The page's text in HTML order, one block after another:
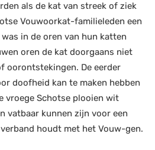
als de kat van streek of ziek
Vouwoorkat-familieleden een
in de oren van hun katten
oren de kat doorgaans niet
oorontstekingen. De eerder
doofheid kan te maken hebben
vroege Schotse plooien wit
vatbaar kunnen zijn voor een
houdt met het Vouw-gen.